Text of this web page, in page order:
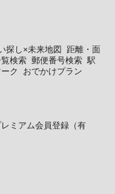
探し×未来地図
距離・面
検索 郵便番号検索 駅
ク おでかけプラン
ミアム会員登録（有